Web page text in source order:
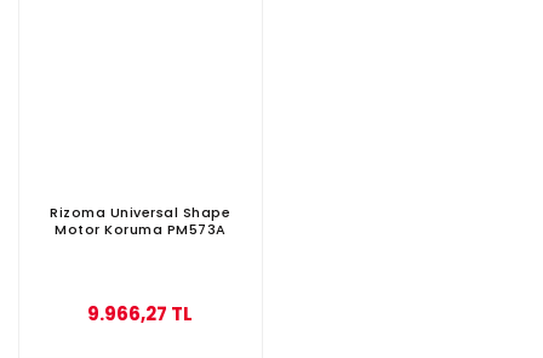
Rizoma Universal Shape
Motor Koruma PM573A
9.966,27 TL